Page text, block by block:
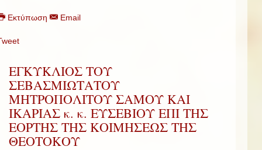
Εκτύπωση Email
ΕΓΚΥΚΛΙΟΣ ΤΟΥ
ΣΕΒΑΣΜΙΩΤΑΤΟΥ
ΜΗΤΡΟΠΟΛΙΤΟΥ ΣΑΜΟΥ ΚΑΙ
ΙΚΑΡΙΑΣ κ. κ. ΕΥΣΕΒΙΟΥ ΕΠΙ ΤΗΣ
ΕΟΡΤΗΣ ΤΗΣ ΚΟΙΜΗΣΕΩΣ ΤΗΣ
ΘΕΟΤΟΚΟΥ